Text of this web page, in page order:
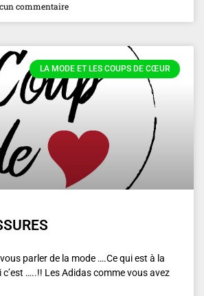
commentaire
LA MODE ET LES COUPS DE CŒUR
parler de la mode ….Ce qui est à la
c’est …..!! Les Adidas comme vous avez